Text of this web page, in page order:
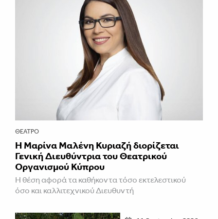
ΘΈΑΤΡΟ
Η Μαρίνα Μαλένη Κυριαζή διορίζεται
Γενική Διευθύντρια του Θεατρικού
Οργανισμού Κύπρου
Η θέση αφορά τα καθήκοντα τόσο εκτελεστικού
όσο και καλλιτεχνικού Διευθυντή